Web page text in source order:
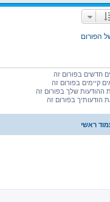
הפורום
חדשים בפורום זה
קיימים בפורום זה
ההודעות שלך בפורום זה
הודעותיך בפורום זה
ראשי